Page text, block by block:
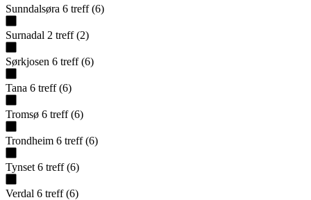
Sunndalsøra 6 treff (6)
Surnadal 2 treff (2)
Sørkjosen 6 treff (6)
Tana 6 treff (6)
Tromsø 6 treff (6)
Trondheim 6 treff (6)
Tynset 6 treff (6)
Verdal 6 treff (6)